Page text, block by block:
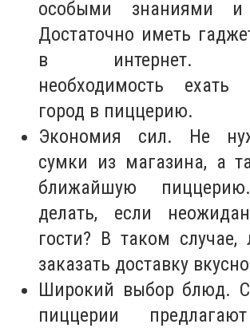
особыми знаниями и
Достаточно иметь
в интернет.
необходимость ехать
город в пиццерию.
Экономия сил. Не
сумки из магазина, а
ближайшую
делать, если
гости? В таком случае,
заказать доставку
Широкий выбор блюд.
пиццерии